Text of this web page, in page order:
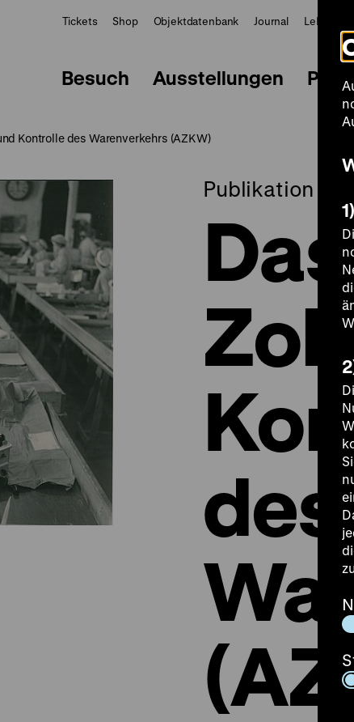
Tickets Shop Objektdatenbank Journal LeMO
Besuch Ausstellungen
Kontrolle des Warenverkehrs (AZKW)
Publikation
des